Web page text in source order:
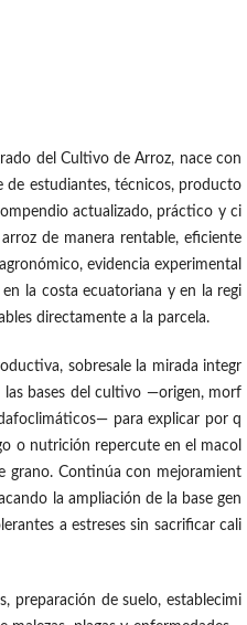
del Cultivo de Arroz, nace con
estudiantes, técnicos, producto
actualizado, práctico y ci
de manera rentable, eficiente
evidencia experimental
la costa ecuatoriana y en la regi
directamente a la parcela.
sobresale la mirada integr
bases del cultivo —origen, morf
para explicar por q
o nutrición repercute en el macol
grano. Continúa con mejoramient
la ampliación de la base gen
a estreses sin sacrificar cali
preparación de suelo, establecimi